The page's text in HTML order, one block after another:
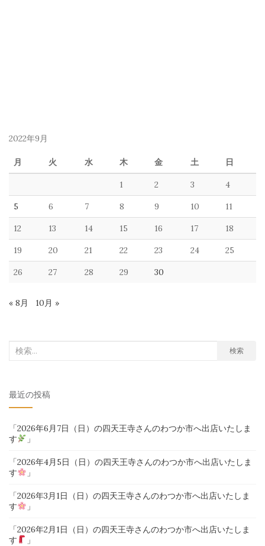
2022年9月
月 火 水 木 金 土 日
1 2 3 4
5 6 7 8 9 10 11
12 13 14 15 16 17 18
19 20 21 22 23 24 25
26 27 28 29 30
« 8月 10月 »
検
象:
検索
最近の投稿
「2026年6月7日（日）の四天王寺さんのわつか市へ出店いたしま
す
」
「2026年4月5日（日）の四天王寺さんのわつか市へ出店いたしま
す
」
「2026年3月1日（日）の四天王寺さんのわつか市へ出店いたしま
す
」
「2026年2月1日（日）の四天王寺さんのわつか市へ出店いたしま
す
」